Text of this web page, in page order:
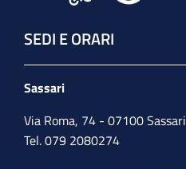
SEDI E ORARI
Sassari
Via Roma, 74 - 07100 Sassari
Tel. 079 2080274